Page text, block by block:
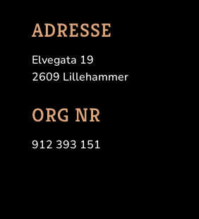
ADRESSE
Elvegata 19
2609 Lillehammer
ORG NR
912 393 151